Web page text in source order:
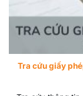
Tra cứu giấy